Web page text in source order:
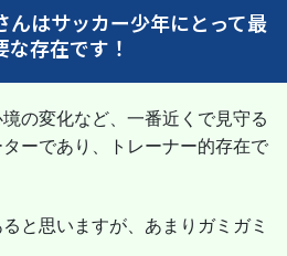
んはサッカー少年にとって最
な存在です！
の変化など、一番近くで見守る
ーであり、トレーナー的存在で
と思いますが、あまりガミガミ